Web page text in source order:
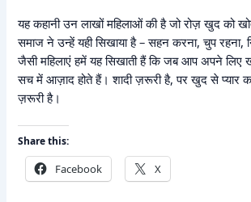
यह कहानी उन लाखों महिलाओं की है जो रोज़ खुद को
समाज ने उन्हें यही सिखाया है – सहन करना, चुप रहना,
जैसी महिलाएं हमें यह सिखाती हैं कि जब आप अपने लिए
सच में आज़ाद होते हैं। शादी ज़रूरी है, पर खुद से प्यार
ज़रूरी है।
Share this:
Facebook X